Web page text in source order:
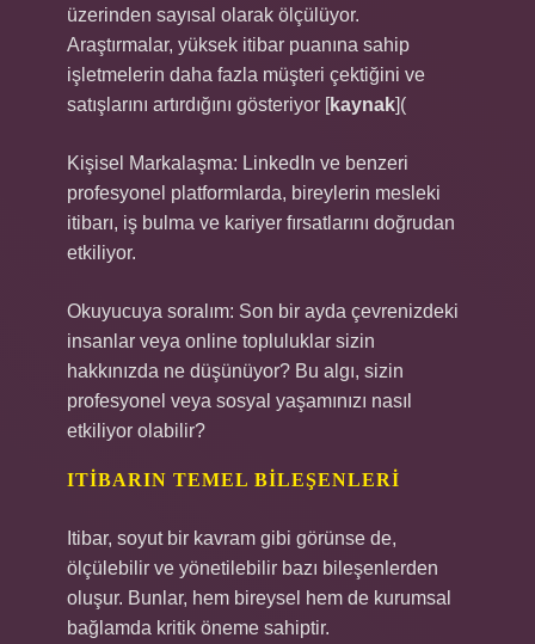
üzerinden sayısal olarak ölçülüyor.
Araştırmalar, yüksek itibar puanına sahip
işletmelerin daha fazla müşteri çektiğini ve
satışlarını artırdığını gösteriyor [kaynak](
Kişisel Markalaşma: LinkedIn ve benzeri
profesyonel platformlarda, bireylerin mesleki
itibarı, iş bulma ve kariyer fırsatlarını doğrudan
etkiliyor.
Okuyucuya soralım: Son bir ayda çevrenizdeki
insanlar veya online topluluklar sizin
hakkınızda ne düşünüyor? Bu algı, sizin
profesyonel veya sosyal yaşamınızı nasıl
etkiliyor olabilir?
ITIBARIN TEMEL BILEŞENLERI
Itibar, soyut bir kavram gibi görünse de,
ölçülebilir ve yönetilebilir bazı bileşenlerden
oluşur. Bunlar, hem bireysel hem de kurumsal
bağlamda kritik öneme sahiptir.